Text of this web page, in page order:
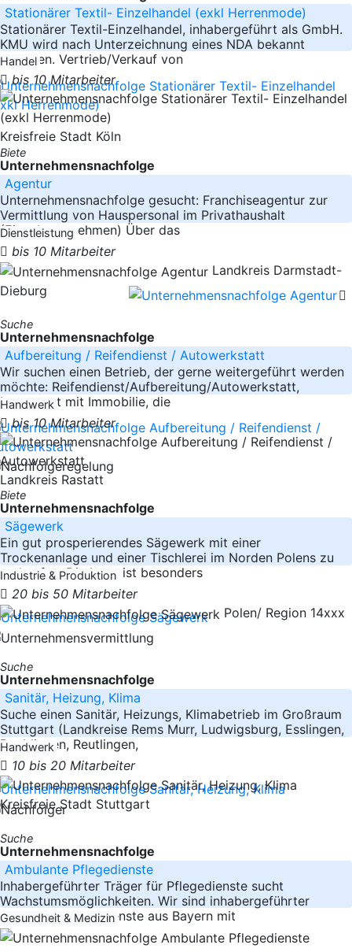
Stationärer Textil- Einzelhandel (exkl Herrenmode)
Stationärer Textil-Einzelhandel, inhabergeführt als GmbH.
KMU wird nach Unterzeichnung eines NDA bekannt
gegeben. Vertrieb/Verkauf von
Handel
bis 10 Mitarbeiter
Kreisfreie Stadt Köln
Biete
Unternehmensnachfolge
Agentur
Unternehmensnachfolge gesucht: Franchiseagentur zur
Vermittlung von Hauspersonal im Privathaushalt
(Einzelunternehmen) Über das
Dienstleistung
bis 10 Mitarbeiter
Landkreis Darmstadt-
Dieburg
Suche
Unternehmensnachfolge
Aufbereitung / Reifendienst / Autowerkstatt
Wir suchen einen Betrieb, der gerne weitergeführt werden
möchte: Reifendienst/Aufbereitung/Autowerkstatt,
bevorzugt mit Immobilie, die
Handwerk
bis 10 Mitarbeiter
Landkreis Rastatt
Biete
Unternehmensnachfolge
Sägewerk
Ein gut prosperierendes Sägewerk mit einer
Trockenanlage und einer Tischlerei im Norden Polens zu
verkaufen. Die Lage ist besonders
Industrie & Produktion
20 bis 50 Mitarbeiter
Polen/ Region 14xxx
Suche
Unternehmensnachfolge
Sanitär, Heizung, Klima
Suche einen Sanitär, Heizungs, Klimabetrieb im Großraum
Stuttgart (Landkreise Rems Murr, Ludwigsburg, Esslingen,
Boeblingen, Reutlingen,
Handwerk
10 bis 20 Mitarbeiter
Kreisfreie Stadt Stuttgart
Suche
Unternehmensnachfolge
Ambulante Pflegedienste
Inhabergeführter Träger für Pflegedienste sucht
Wachstumsmöglichkeiten. Wir sind inhabergeführter
Träger für Pflegedienste aus Bayern mit
Gesundheit & Medizin